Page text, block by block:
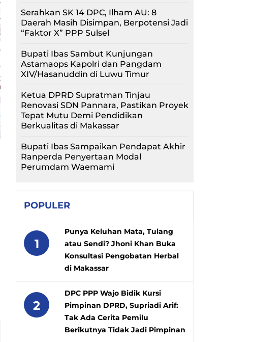
Serahkan SK 14 DPC, Ilham AU: 8
Daerah Masih Disimpan, Berpotensi Jadi
“Faktor X” PPP Sulsel
Bupati Ibas Sambut Kunjungan
Astamaops Kapolri dan Pangdam
XIV/Hasanuddin di Luwu Timur
Ketua DPRD Supratman Tinjau
Renovasi SDN Pannara, Pastikan Proyek
Tepat Mutu Demi Pendidikan
Berkualitas di Makassar
Bupati Ibas Sampaikan Pendapat Akhir
Ranperda Penyertaan Modal
Perumdam Waemami
POPULER
1
Punya Keluhan Mata, Tulang
atau Sendi? Jhoni Khan Buka
Konsultasi Pengobatan Herbal
di Makassar
2
DPC PPP Wajo Bidik Kursi
Pimpinan DPRD, Supriadi Arif:
Tak Ada Cerita Pemilu
Berikutnya Tidak Jadi Pimpinan